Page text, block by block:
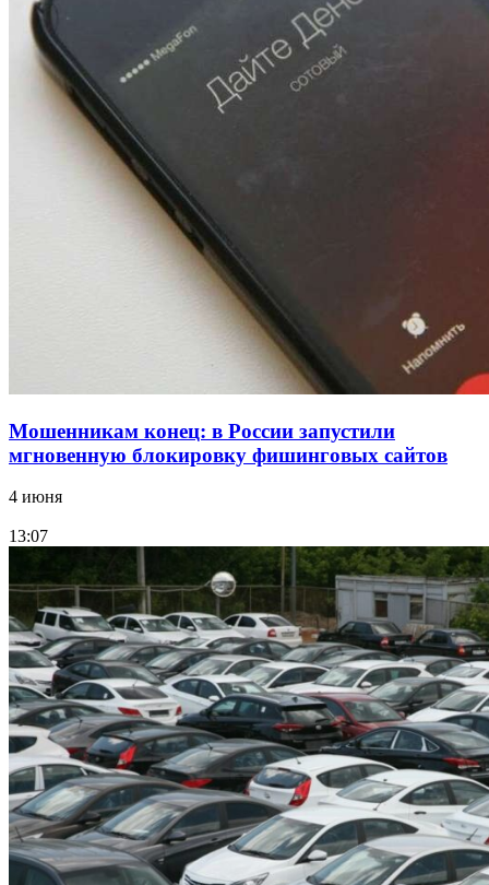
заключены контракты на 3,6 млн долларов
11:39
Атака БПЛА в Волгоградской области: есть
пострадавшие и повреждения инфраструктуры
Волгоградские вузы в топе зарплатного
рейтинга: ВолгГТУ и ВолгГМУ вошли в топ‑15
для химической отрасли и фармацевтики
Мошенникам конец: в России запустили
мгновенную блокировку фишинговых сайтов
4 июня
13:07